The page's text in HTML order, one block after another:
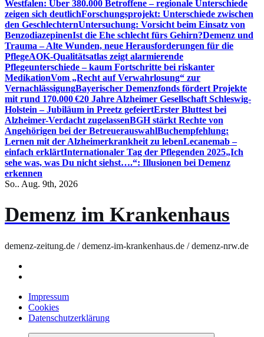
Westfalen: Über 380.000 Betroffene – regionale Unterschiede
zeigen sich deutlichForschungsprojekt: Unterschiede zwischen
den GeschlechternUntersuchung: Vorsicht beim Einsatz von
BenzodiazepinenIst die Ehe schlecht fürs Gehirn?Demenz und
Trauma – Alte Wunden, neue Herausforderungen für die
PflegeAOK-Qualitätsatlas zeigt alarmierende
Pflegeunterschiede – kaum Fortschritte bei riskanter
MedikationVom „Recht auf Verwahrlosung“ zur
VernachlässigungBayerischer Demenzfonds fördert Projekte
mit rund 170.000 €20 Jahre Alzheimer Gesellschaft Schleswig-
Holstein – Jubiläum in Preetz gefeiertErster Bluttest bei
Alzheimer-Verdacht zugelassenBGH stärkt Rechte von
Angehörigen bei der BetreuerauswahlBuchempfehlung:
Lernen mit der Alzheimerkrankheit zu lebenLecanemab –
einfach erklärtInternationaler Tag der Pflegenden 2025„Ich
sehe was, was Du nicht siehst….“: Illusionen bei Demenz
erkennen
So.. Aug. 9th, 2026
Demenz im Krankenhaus
demenz-zeitung.de / demenz-im-krankenhaus.de / demenz-nrw.de
Impressum
Cookies
Datenschutzerklärung